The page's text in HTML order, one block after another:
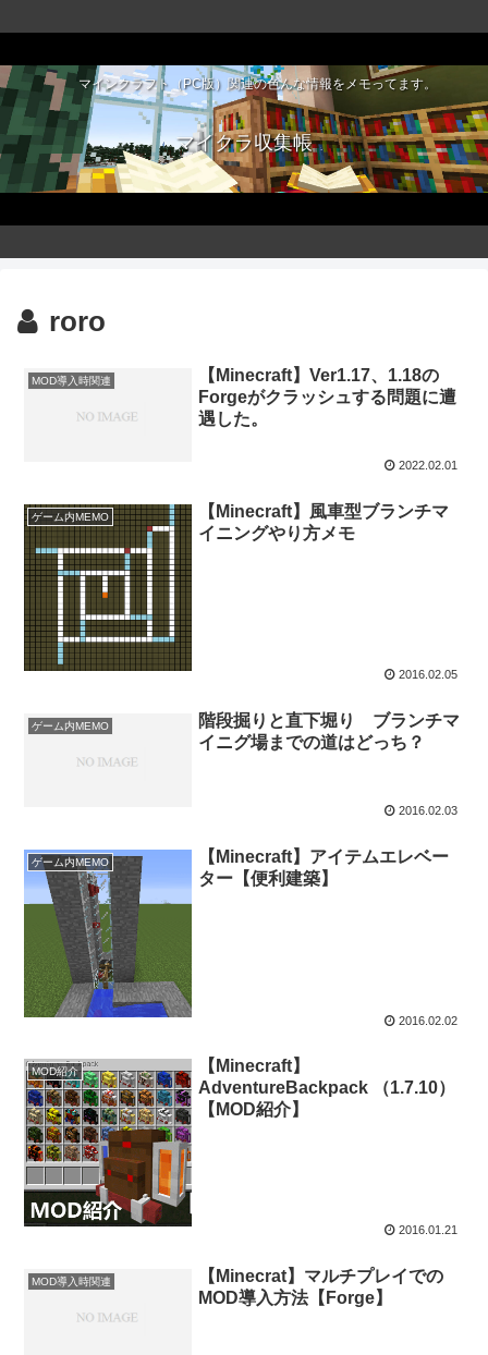
マインクラフト（PC版）関連の色んな情報をメモってます。
マイクラ収集帳
roro
MOD導入時関連
【Minecraft】Ver1.17、1.18の
Forgeがクラッシュする問題に遭
遇した。
2022.02.01
ゲーム内MEMO
【Minecraft】風車型ブランチマ
イニングやり方メモ
2016.02.05
ゲーム内MEMO
階段掘りと直下堀り ブランチマ
イニグ場までの道はどっち？
2016.02.03
ゲーム内MEMO
【Minecraft】アイテムエレベー
ター【便利建築】
2016.02.02
MOD紹介
【Minecraft】
AdventureBackpack （1.7.10）
【MOD紹介】
2016.01.21
MOD導入時関連
【Minecrat】マルチプレイでの
MOD導入方法【Forge】